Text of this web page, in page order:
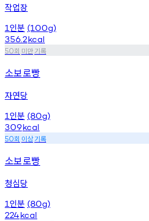
작업장
1 인분 (100g)
356.2kcal
50회 미만기록
소보로빵
자연당
1 인분 (80g)
309kcal
50회 이상기록
소보로빵
청심당
1 인분 (80g)
224kcal